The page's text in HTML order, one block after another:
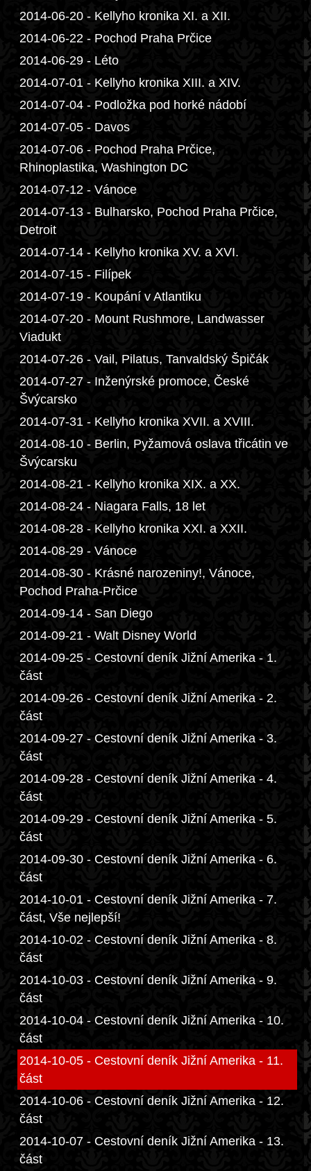
2014-06-20 - Kellyho kronika XI. a XII.
2014-06-22 - Pochod Praha Prčice
2014-06-29 - Léto
2014-07-01 - Kellyho kronika XIII. a XIV.
2014-07-04 - Podložka pod horké nádobí
2014-07-05 - Davos
2014-07-06 - Pochod Praha Prčice,
Rhinoplastika, Washington DC
2014-07-12 - Vánoce
2014-07-13 - Bulharsko, Pochod Praha Prčice,
Detroit
2014-07-14 - Kellyho kronika XV. a XVI.
2014-07-15 - Filípek
2014-07-19 - Koupání v Atlantiku
2014-07-20 - Mount Rushmore, Landwasser
Viadukt
2014-07-26 - Vail, Pilatus, Tanvaldský Špičák
2014-07-27 - Inženýrské promoce, České
Švýcarsko
2014-07-31 - Kellyho kronika XVII. a XVIII.
2014-08-10 - Berlin, Pyžamová oslava třicátin ve
Švýcarsku
2014-08-21 - Kellyho kronika XIX. a XX.
2014-08-24 - Niagara Falls, 18 let
2014-08-28 - Kellyho kronika XXI. a XXII.
2014-08-29 - Vánoce
2014-08-30 - Krásné narozeniny!, Vánoce,
Pochod Praha-Prčice
2014-09-14 - San Diego
2014-09-21 - Walt Disney World
2014-09-25 - Cestovní deník Jižní Amerika - 1.
část
2014-09-26 - Cestovní deník Jižní Amerika - 2.
část
2014-09-27 - Cestovní deník Jižní Amerika - 3.
část
2014-09-28 - Cestovní deník Jižní Amerika - 4.
část
2014-09-29 - Cestovní deník Jižní Amerika - 5.
část
2014-09-30 - Cestovní deník Jižní Amerika - 6.
část
2014-10-01 - Cestovní deník Jižní Amerika - 7.
část, Vše nejlepší!
2014-10-02 - Cestovní deník Jižní Amerika - 8.
část
2014-10-03 - Cestovní deník Jižní Amerika - 9.
část
2014-10-04 - Cestovní deník Jižní Amerika - 10.
část
2014-10-05 - Cestovní deník Jižní Amerika - 11.
část
2014-10-06 - Cestovní deník Jižní Amerika - 12.
část
2014-10-07 - Cestovní deník Jižní Amerika - 13.
část